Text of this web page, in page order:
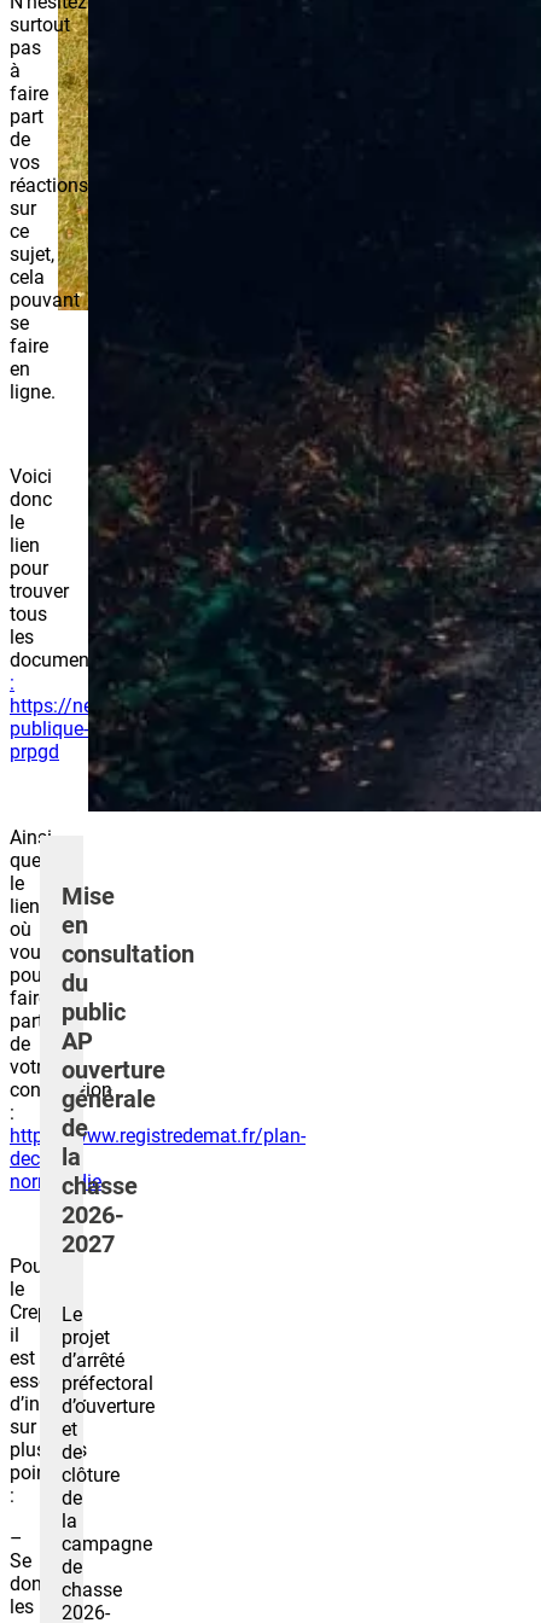
surtout
pas
à
faire
part
de
vos
réactions
sur
ce
sujet,
cela
pouvant
se
faire
en
ligne.
Voici
donc
le
lien
pour
trouver
tous
les
documents
:
https://neci.normandie.fr/agenda/enquete-
publique-
prpgd
Ainsi,
que
le
lien
où
vous
pourrez
faire
part
de
votre
contribution
:
https://www.registredemat.fr/plan-
dechets-
normandie
Pour
le
Crepan,
il
est
essentiel
d’insister
sur
plusieurs
points
:
–
Se
donner
les
Mise
en
consultation
du
public
AP
ouverture
générale
de
la
chasse
2026-
2027
Le
projet
d’arrêté
préfectoral
d’ouverture
et
de
clôture
de
la
campagne
de
chasse
2026-